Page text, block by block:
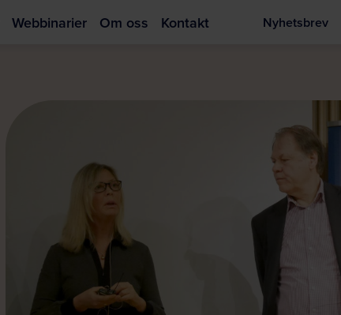
Webbinarier Om oss Kontakt Nyhetsbrev